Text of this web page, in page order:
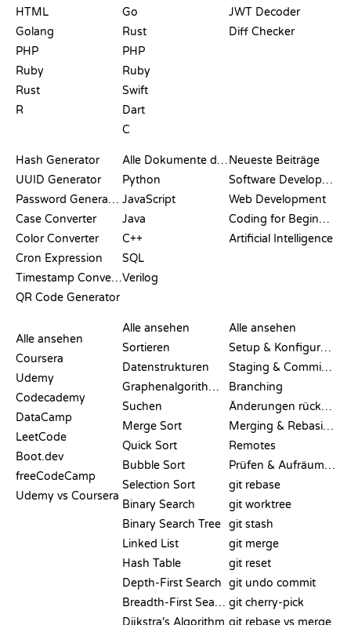
HTML
Golang
PHP
Ruby
Rust
R
Go
Rust
PHP
Ruby
Swift
Dart
C
JWT Decoder
Diff Checker
Hash Generator
UUID Generator
Password Generator
Case Converter
Color Converter
Cron Expression
Timestamp Converter
QR Code Generator
Alle Dokumente durchsuchen
Python
JavaScript
Java
C++
SQL
Verilog
Neueste Beiträge
Software Development
Web Development
Coding for Beginners
Artificial Intelligence
Alle ansehen
Coursera
Udemy
Codecademy
DataCamp
LeetCode
Boot.dev
freeCodeCamp
Udemy vs Coursera
Alle ansehen
Sortieren
Datenstrukturen
Graphenalgorithmen
Suchen
Merge Sort
Quick Sort
Bubble Sort
Selection Sort
Binary Search
Binary Search Tree
Linked List
Hash Table
Depth-First Search
Breadth-First Search
Dijkstra's Algorithm
Alle ansehen
Setup & Konfiguration
Staging & Committing
Branching
Änderungen rückgängig machen
Merging & Rebasing
Remotes
Prüfen & Aufräumen
git rebase
git worktree
git stash
git merge
git reset
git undo commit
git cherry-pick
git rebase vs merge